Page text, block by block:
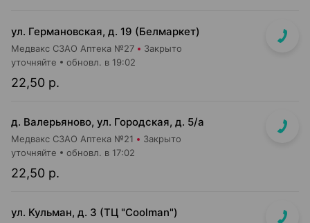
ул. Германовская, д. 19 (Белмаркет)
Медвакс СЗАО Аптека №27 Закрыто
22,50 р.
уточняйте обновл. в 19:02
д. Валерьяново, ул. Городская, д. 5/а
Медвакс СЗАО Аптека №21 Закрыто
22,50 р.
уточняйте обновл. в 17:02
ул. Кульман, д. 3 (ТЦ "Coolman")